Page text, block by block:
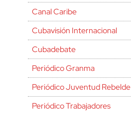
Canal Caribe
Cubavisión Internacional
Cubadebate
Periódico Granma
Periódico Juventud Rebelde
Periódico Trabajadores